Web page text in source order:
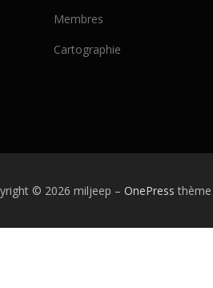
Membres
Cartographie
© 2026 miljeep – OnePress thème